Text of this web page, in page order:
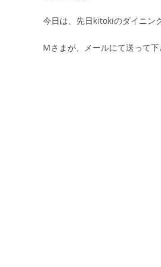
今日は、先日kitokiのダイニン
Mさまが、メールにて送って